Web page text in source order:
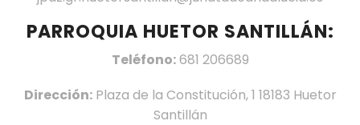
PARROQUIA HUETOR SANTILLÁN:
Teléfono:681 206689
Dirección:Plaza de la Constitución, 1 18183 Huetor
Santillán